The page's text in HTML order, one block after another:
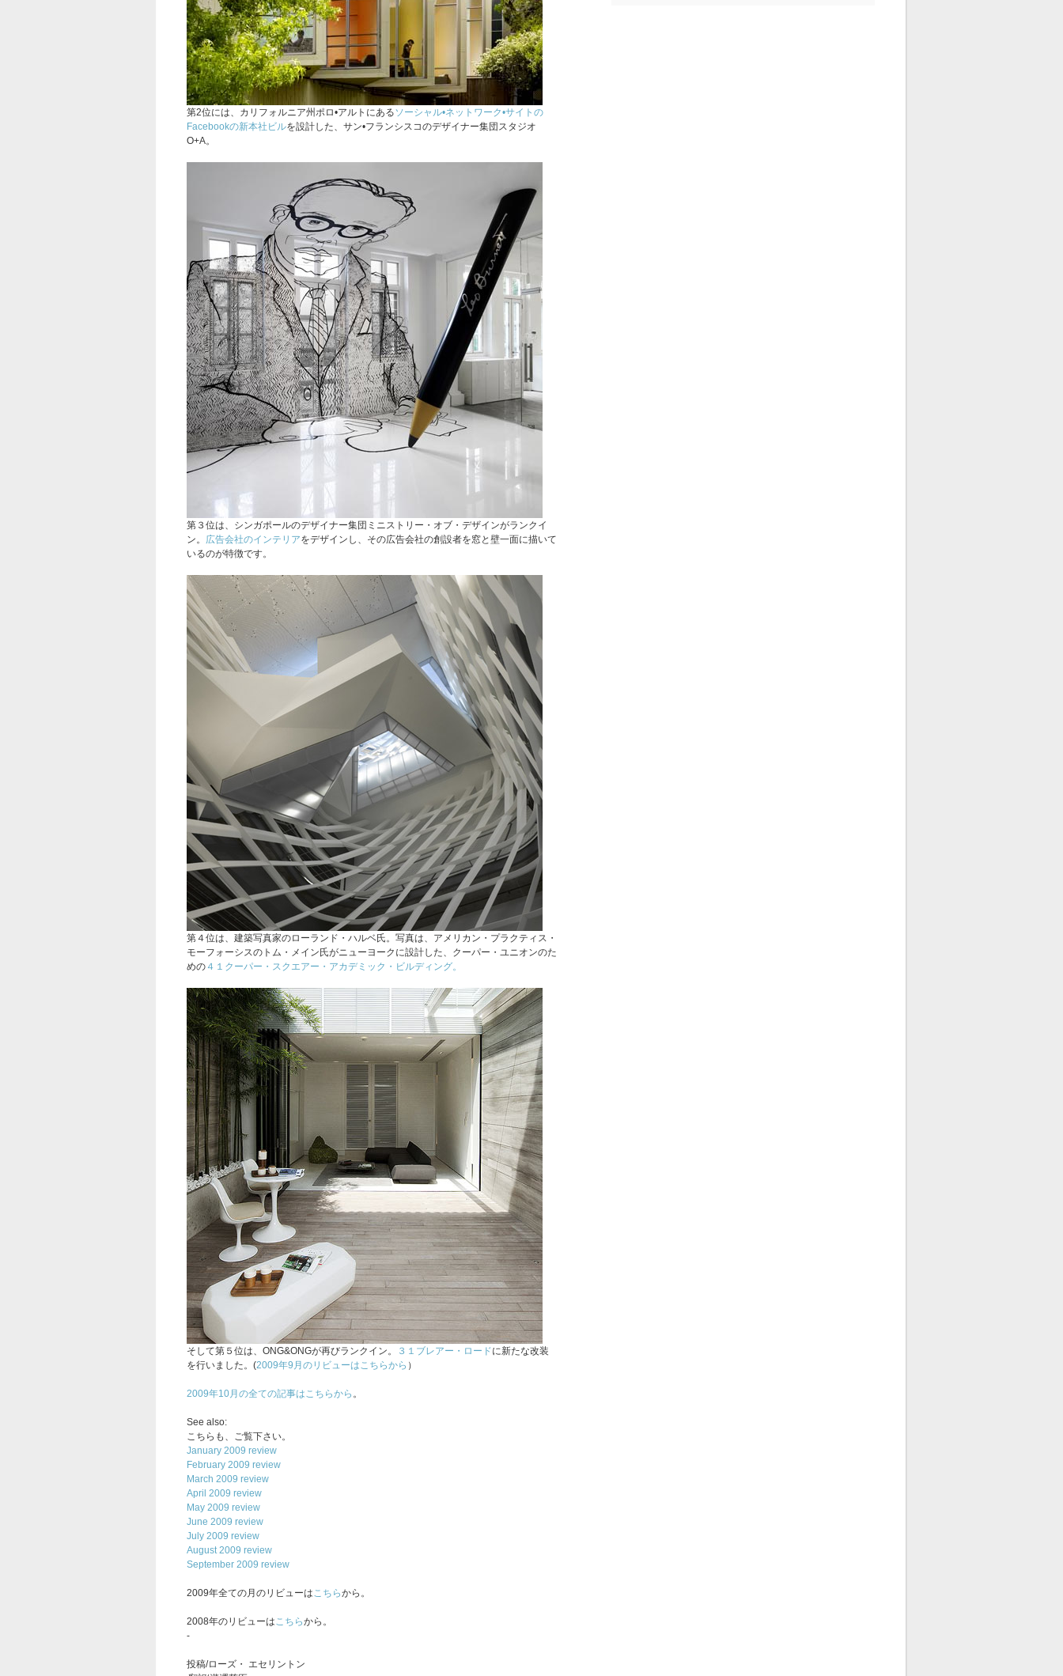
第2位には、カリフォルニア州ポロ•アルトにあるソーシャル•ネットワーク•サイトの
Facebookの新本社ビルを設計した、サン•フランシスコのデザイナー集団スタジオ
O+A。
第３位は、シンガポールのデザイナー集団ミニストリー・オブ・デザインがランクイ
ン。 広告会社のインテリアをデザインし、その広告会社の創設者を窓と壁一面に描いて
いるのが特徴です。
第４位は、建築写真家のローランド・ハルベ氏。写真は、アメリカン・プラクティス・
モーフォーシスのトム・メイン氏がニューヨークに設計した、クーパー・ユニオンのた
めの ４１クーパー・スクエアー・アカデミック・ビルディング。
そして第５位は、ONG&ONGが再びランクイン。 ３１ブレアー・ロードに新たな改装
を行いました。(2009年9月のリビューはこちらから ）
2009年10月の全ての記事はこちらから 。
See also:
こちらも、ご覧下さい。
January 2009 review
February 2009 review
March 2009 review
April 2009 review
May 2009 review
June 2009 review
July 2009 review
August 2009 review
September 2009 review
2009年全ての月のリビューはこちらから。
2008年のリビューはこちらから。
-
投稿/ローズ・ エセリントン